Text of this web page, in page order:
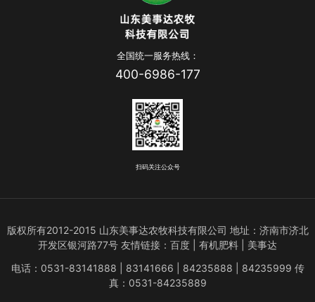
全国统一服务热线：
400-6986-177
扫码关注公众号
版权所有2012-2015 山东美事达农牧科技有限公司 地址：济南市济北
开发区银河路77号 友情链接： 百度 | 有机肥料 | 美事达
电话：0531-83141888 | 83141666 | 84235888 | 84235999 传
真：0531-84235889